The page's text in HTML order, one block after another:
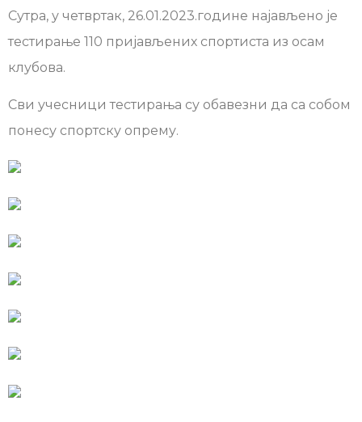
Сутра, у четвртак, 26.01.2023.године најављено је
тестирање 110 пријављених спортиста из осам
клубова.
Сви учесници тестирања су обавезни да са собом
понесу спортску опрему.